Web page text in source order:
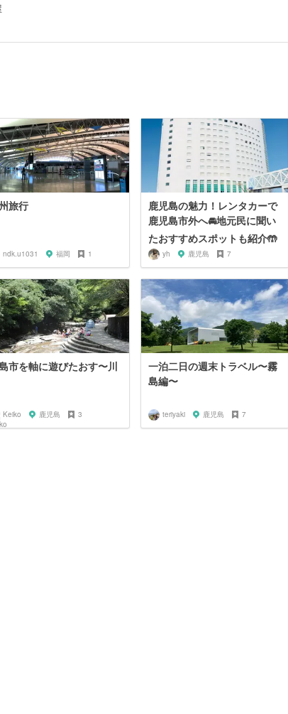
旅行
ndk.u1031 福岡 1
鹿児島の魅力！レンタカーで
鹿児島市外へ🚘地元民に聞い
たおすすめスポットも紹介🤲
yh 鹿児島 7
市を軸に遊びたおす〜川
Keiko 鹿児島 3
一泊二日の週末トラベル〜霧
島編〜
teriyaki 鹿児島 7